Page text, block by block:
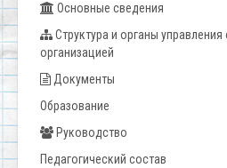
Основные сведения
Структура и органы
организацией
Документы
Образование
Руководство
Педагогический состав